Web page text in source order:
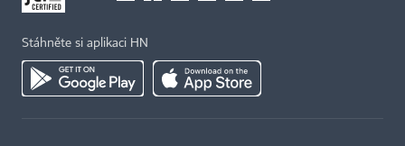
Stáhněte si aplikaci HN